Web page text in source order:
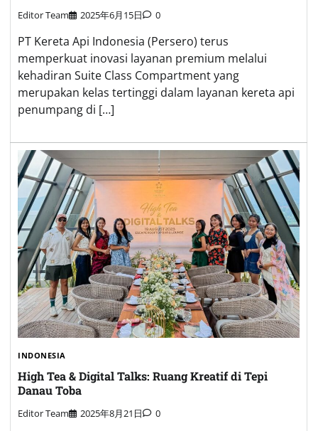
Editor Team 2025年6月15日 0
PT Kereta Api Indonesia (Persero) terus
memperkuat inovasi layanan premium melalui
kehadiran Suite Class Compartment yang
merupakan kelas tertinggi dalam layanan kereta api
penumpang di […]
INDONESIA
High Tea & Digital Talks: Ruang Kreatif di Tepi
Danau Toba
Editor Team 2025年8月21日 0